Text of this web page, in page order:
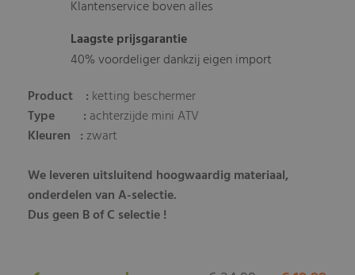
Klantenservice boven alles
Laagste prijsgarantie
40% voordeliger dankzij eigen import
Product : ketting beschermer
Type : achterzijde mini ATV
Kleuren : zwart
We leveren uitsluitend hoogwaardig materiaal,
onderdelen van A-selectie.
Dus geen B of C selectie !